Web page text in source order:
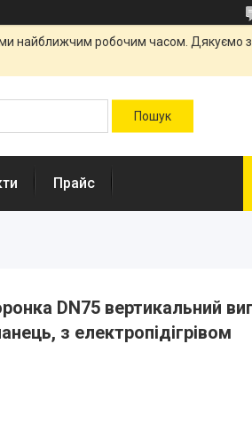
найближчим робочим часом. Дякуємо
Прайс
DN75 вертикальний
з електропідігрівом